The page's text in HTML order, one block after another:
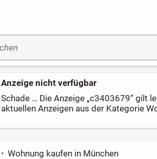
Anzeige nicht verfügbar
Schade … Die Anzeige „c3403679“ gilt
aktuellen Anzeigen aus der Kategorie
Wohnung kaufen in München